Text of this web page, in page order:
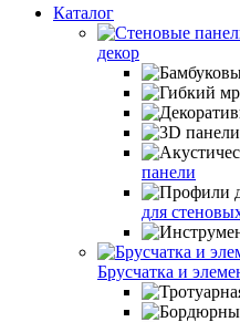
Каталог
декор
панели
для
Брусчатка и